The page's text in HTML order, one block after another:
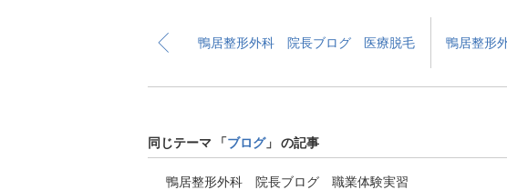
鴨居整形外科 院長ブログ 医療脱毛 鴨居整形
同じテーマ 「ブログ」 の記事
鴨居整形外科 院長ブログ 職業体験実習